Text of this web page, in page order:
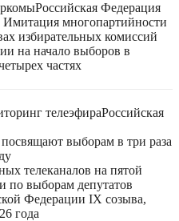
Российская Федерация
Имитация многопартийности
избирательных комиссий
на начало выборов в
частях
телеэфираРоссийская
выборам в три раза
телеканалов на пятой
по выборам депутатов
Федерации IX созыва,
года